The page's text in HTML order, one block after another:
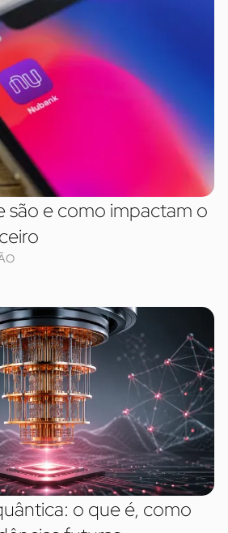
são e como impactam o
o que é, como